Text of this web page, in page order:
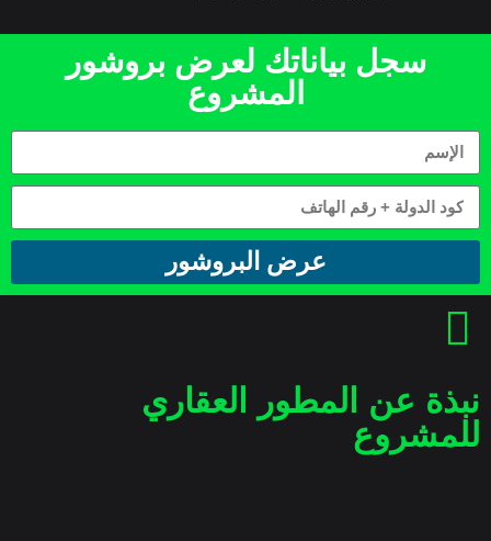
سجل بياناتك لعرض بروشور
المشروع
عرض البروشور
نبذة عن المطور العقاري
للمشروع